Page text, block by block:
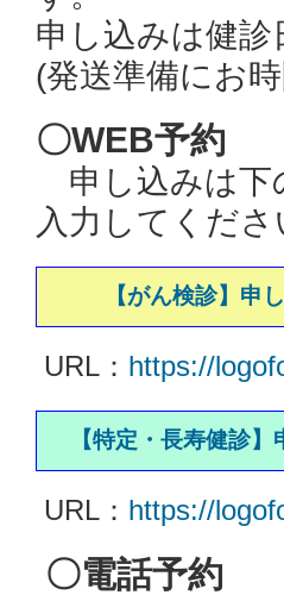
申し込みは健
(発送準備にお
〇WEB予約
申し込みは下
入力してくださ
【がん検診】申
URL： https://
【特定・長寿健診
URL： https://
〇電話予約